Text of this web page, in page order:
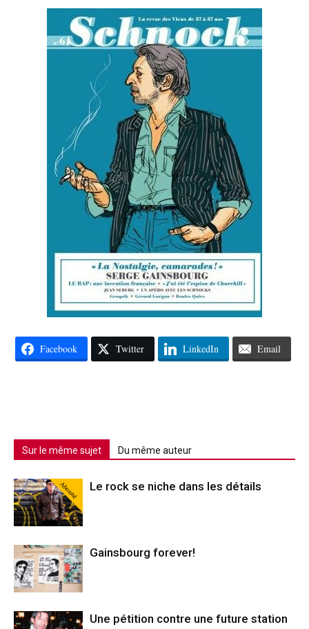
Facebook Twitter LinkedIn Email
Sur le même sujet Du même auteur
Abonné Le rock se niche dans les détails
Gainsbourg forever!
Une pétition contre une future station